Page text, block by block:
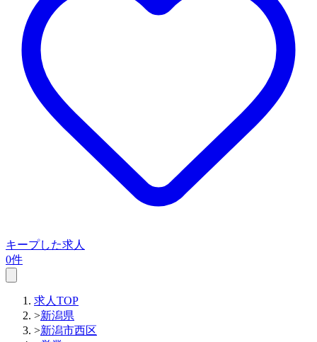
キープした求人
0件
求人TOP
>新潟県
>新潟市西区